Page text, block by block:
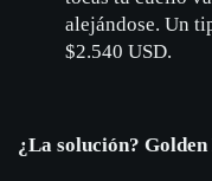
alejándose. Un
$2.540 USD.
¿La solución?